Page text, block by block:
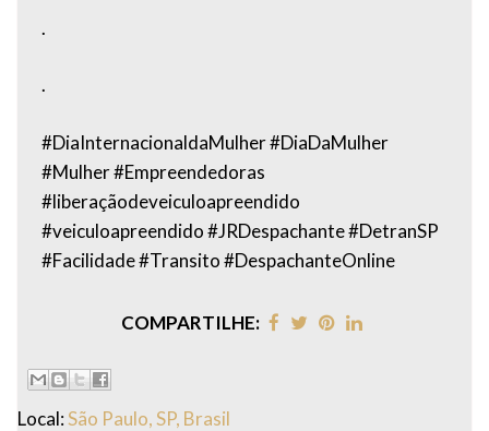
.
.
#DiaInternacionaldaMulher #DiaDaMulher
#Mulher #Empreendedoras
#liberaçãodeveiculoapreendido
#veiculoapreendido #JRDespachante #DetranSP
#Facilidade #Transito #DespachanteOnline
COMPARTILHE:
Local:São Paulo, SP, Brasil